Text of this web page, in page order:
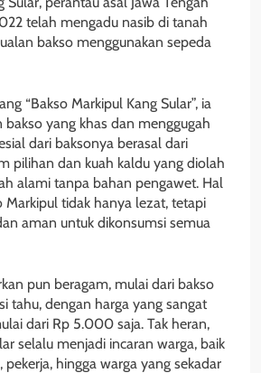
telah mengadu nasib di tanah
bakso menggunakan sepeda
“Bakso Markipul Kang Sular”, ia
bakso yang khas dan menggugah
dari baksonya berasal dari
pilihan dan kuah kaldu yang diolah
alami tanpa bahan pengawet. Hal
Markipul tidak hanya lezat, tetapi
aman untuk dikonsumsi semua
pun beragam, mulai dari bakso
tahu, dengan harga yang sangat
dari Rp 5.000 saja. Tak heran,
selalu menjadi incaran warga, baik
hingga warga yang sekadar